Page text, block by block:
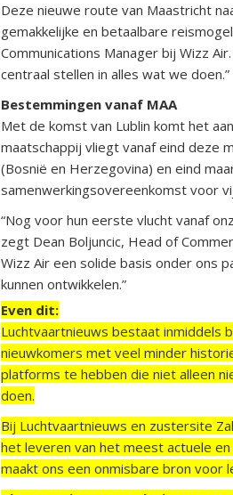
Deze nieuwe route van Maastricht
gemakkelijke en betaalbare
Communications Manager bij Wizz
centraal stellen in alles wat we doen.”
Bestemmingen vanaf MAA
Met de komst van Lublin komt het
maatschappij vliegt vanaf eind deze
(Bosnië en Herzegovina) en eind
samenwerkingsovereenkomst voor
“Nog voor hun eerste vlucht vanaf
zegt Dean Boljuncic, Head of
Wizz Air een solide basis onder ons
kunnen ontwikkelen.”
Even dit:
Luchtvaartnieuws bestaat inmiddels
nieuwkomers met veel minder
platforms te hebben die niet alleen
doen.
Bij Luchtvaartnieuws en zustersite
het leveren van het meest actuele
maakt ons een onmisbare bron voor